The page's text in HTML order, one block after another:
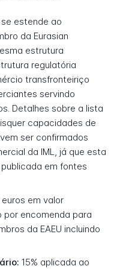
estende ao
da Eurasian
estrutura
regulatória
transfronteiriço
servindo
Detalhes sobre a lista
capacidades de
ser confirmados
da IML, já que esta
em fontes
em valor
por encomenda para
da EAEU incluindo
15% aplicada ao